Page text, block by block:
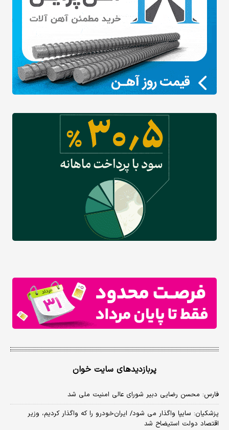
پربازدیدهای سایت خوان
فارس: محسن رضایی دبیر شورای عالی امنیت ملی شد
پزشکیان: سایپا واگذار می شود/ ایران‌خودرو را که واگذار کردیم، وزیر
اقتصاد دولت استیضاح شد